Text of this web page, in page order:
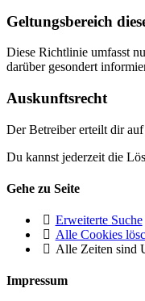
Geltungsbereich
Diese Richtlinie umfasst
darüber gesondert
Auskunftsrecht
Der Betreiber erteilt dir
Du kannst jederzeit die
Gehe zu Seite
Erweiterte Suche
Alle Cookies
Alle Zeiten sind
Impressum